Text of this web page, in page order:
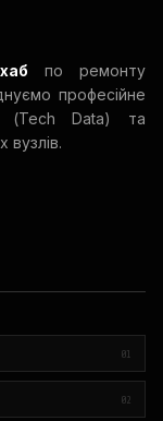
по ремонту
професійне
(Tech Data) та
вузлів.
01
02